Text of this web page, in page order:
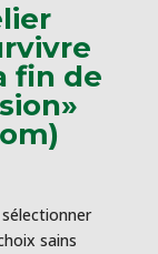
fin de
sains